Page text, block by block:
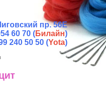
пр. 56Е
60 70 (Билайн)
240 50 50 (Yota)